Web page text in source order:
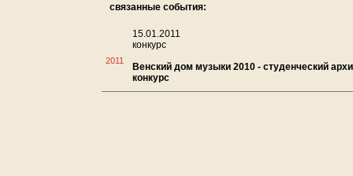
связанные события:
2011
15.01.2011
конкурс
Венский дом музыки 2010 - студенческий
конкурс